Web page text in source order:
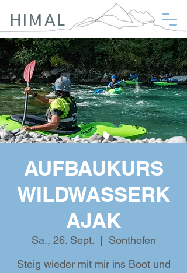
HIMAL
AUFBAUKURS
WILDWASSERK
AJAK
Sa., 26. Sept.
  |
Sonthofen
Steig wieder mit mir ins Boot und